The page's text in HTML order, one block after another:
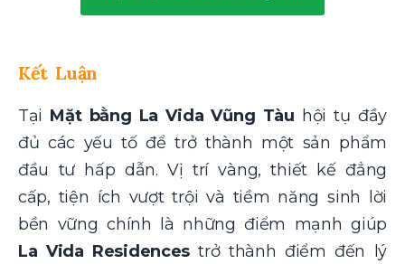
Kết Luận
Tại Mặt bằng La Vida Vũng Tàu hội tụ đầy
đủ các yếu tố để trở thành một sản phẩm
đầu tư hấp dẫn. Vị trí vàng, thiết kế đẳng
cấp, tiện ích vượt trội và tiềm năng sinh lời
bền vững chính là những điểm mạnh giúp
La Vida Residencestrở thành điểm đến lý